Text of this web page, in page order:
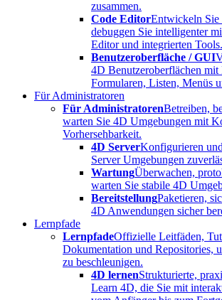
zusammen.
Code EditorEntwickeln Sie
debuggen Sie intelligenter
Editor und integrierten Tools.
Benutzeroberfläche / GUI
4D Benutzeroberflächen mit
Formularen, Listen, Menüs
Für Administratoren
Für AdministratorenBetreiben,
warten Sie 4D Umgebungen mit
Vorhersehbarkeit.
4D ServerKonfigurieren
Server Umgebungen
WartungÜberwachen,
warten Sie stabile 4D
BereitstellungPaketieren,
4D Anwendungen sicher
Lernpfade
LernpfadeOffizielle Leitfäden,
Dokumentation und Repositories,
zu beschleunigen.
4D lernenStrukturierte,
Learn 4D, die Sie mit